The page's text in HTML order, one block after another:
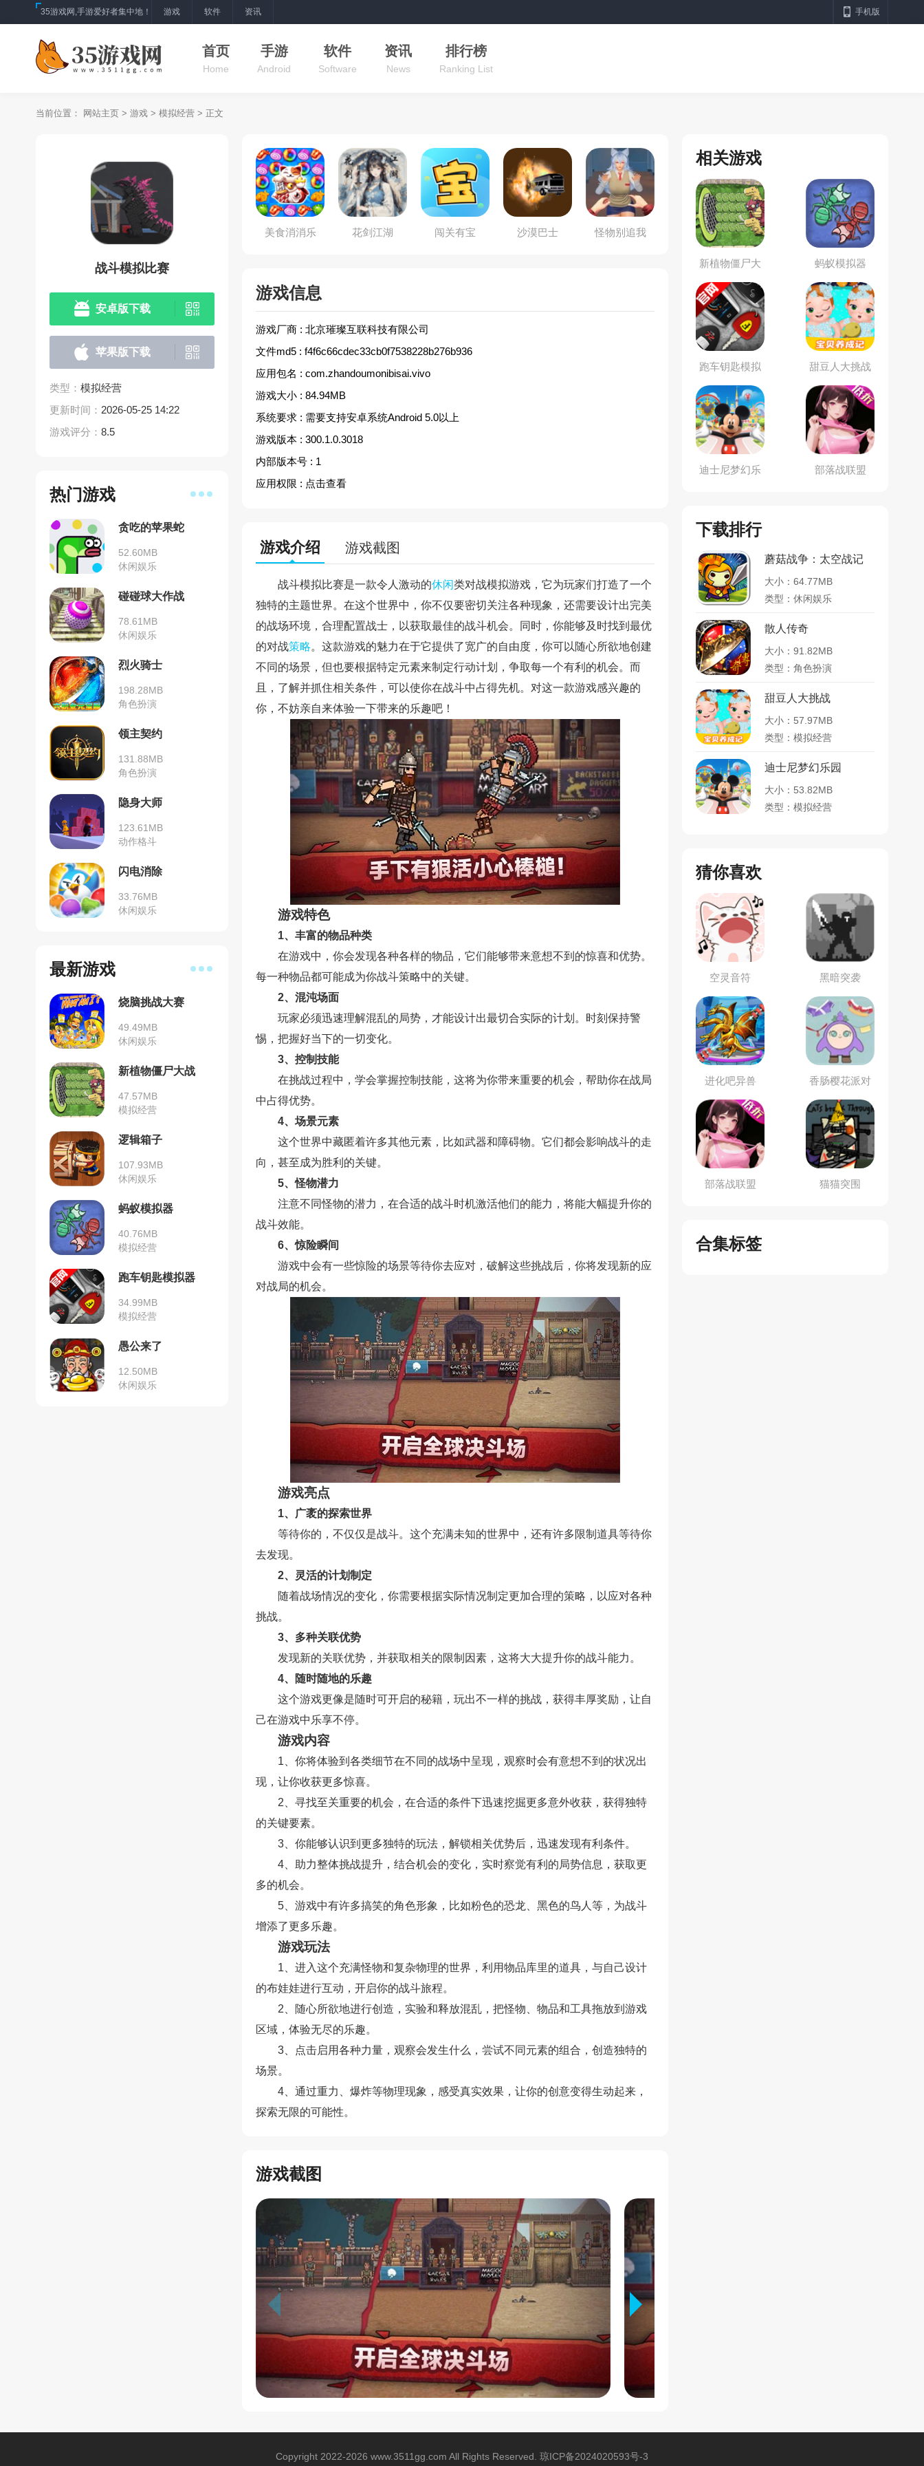
35游戏网,手游爱好者集中地！ 游戏 软件 资讯 手机版
首页
Home
手游
Android
软件
Software
资讯
News
排行榜
Ranking List
当前位置： 网站主页 > 游戏 > 模拟经营 > 正文
战斗模拟比赛
安卓版下载
苹果版下载
类型： 模拟经营
更新时间： 2026-05-25 14:22
游戏评分： 8.5
热门游戏
贪吃的苹果蛇
52.60MB
休闲娱乐
碰碰球大作战
78.61MB
休闲娱乐
烈火骑士
198.28MB
角色扮演
领主契约
131.88MB
角色扮演
隐身大师
123.61MB
动作格斗
闪电消除
33.76MB
休闲娱乐
最新游戏
烧脑挑战大赛
49.49MB
休闲娱乐
新植物僵尸大战
47.57MB
模拟经营
逻辑箱子
107.93MB
休闲娱乐
蚂蚁模拟器
40.76MB
模拟经营
跑车钥匙模拟器
34.99MB
模拟经营
愚公来了
12.50MB
休闲娱乐
美食消消乐 花剑江湖 闯关有宝 沙漠巴士 怪物别追我
游戏信息
游戏厂商 : 北京璀璨互联科技有限公司
文件md5 : f4f6c66cdec33cb0f7538228b276b936
应用包名 : com.zhandoumonibisai.vivo
游戏大小 : 84.94MB
系统要求 : 需要支持安卓系统Android 5.0以上
游戏版本 : 300.1.0.3018
内部版本号 : 1
应用权限 : 点击查看
游戏介绍 游戏截图
战斗模拟比赛是一款令人激动的休闲类对战模拟游戏，它为玩家们打造了一个
独特的主题世界。在这个世界中，你不仅要密切关注各种现象，还需要设计出完美
的战场环境，合理配置战士，以获取最佳的战斗机会。同时，你能够及时找到最优
的对战策略。这款游戏的魅力在于它提供了宽广的自由度，你可以随心所欲地创建
不同的场景，但也要根据特定元素来制定行动计划，争取每一个有利的机会。而
且，了解并抓住相关条件，可以使你在战斗中占得先机。对这一款游戏感兴趣的
你，不妨亲自来体验一下带来的乐趣吧！
游戏特色
1、丰富的物品种类
在游戏中，你会发现各种各样的物品，它们能够带来意想不到的惊喜和优势。
每一种物品都可能成为你战斗策略中的关键。
2、混沌场面
玩家必须迅速理解混乱的局势，才能设计出最切合实际的计划。时刻保持警
惕，把握好当下的一切变化。
3、控制技能
在挑战过程中，学会掌握控制技能，这将为你带来重要的机会，帮助你在战局
中占得优势。
4、场景元素
这个世界中藏匿着许多其他元素，比如武器和障碍物。它们都会影响战斗的走
向，甚至成为胜利的关键。
5、怪物潜力
注意不同怪物的潜力，在合适的战斗时机激活他们的能力，将能大幅提升你的
战斗效能。
6、惊险瞬间
游戏中会有一些惊险的场景等待你去应对，破解这些挑战后，你将发现新的应
对战局的机会。
游戏亮点
1、广袤的探索世界
等待你的，不仅仅是战斗。这个充满未知的世界中，还有许多限制道具等待你
去发现。
2、灵活的计划制定
随着战场情况的变化，你需要根据实际情况制定更加合理的策略，以应对各种
挑战。
3、多种关联优势
发现新的关联优势，并获取相关的限制因素，这将大大提升你的战斗能力。
4、随时随地的乐趣
这个游戏更像是随时可开启的秘籍，玩出不一样的挑战，获得丰厚奖励，让自
己在游戏中乐享不停。
游戏内容
1、你将体验到各类细节在不同的战场中呈现，观察时会有意想不到的状况出
现，让你收获更多惊喜。
2、寻找至关重要的机会，在合适的条件下迅速挖掘更多意外收获，获得独特
的关键要素。
3、你能够认识到更多独特的玩法，解锁相关优势后，迅速发现有利条件。
4、助力整体挑战提升，结合机会的变化，实时察觉有利的局势信息，获取更
多的机会。
5、游戏中有许多搞笑的角色形象，比如粉色的恐龙、黑色的鸟人等，为战斗
增添了更多乐趣。
游戏玩法
1、进入这个充满怪物和复杂物理的世界，利用物品库里的道具，与自己设计
的布娃娃进行互动，开启你的战斗旅程。
2、随心所欲地进行创造，实验和释放混乱，把怪物、物品和工具拖放到游戏
区域，体验无尽的乐趣。
3、点击启用各种力量，观察会发生什么，尝试不同元素的组合，创造独特的
场景。
4、通过重力、爆炸等物理现象，感受真实效果，让你的创意变得生动起来，
探索无限的可能性。
游戏截图
相关游戏
新植物僵尸大
战
蚂蚁模拟器
跑车钥匙模拟
器
甜豆人大挑战
迪士尼梦幻乐
部落战联盟
下载排行
蘑菇战争：太空战记
大小：64.77MB
类型：休闲娱乐
散人传奇
大小：91.82MB
类型：角色扮演
甜豆人大挑战
大小：57.97MB
类型：模拟经营
迪士尼梦幻乐园
大小：53.82MB
类型：模拟经营
猜你喜欢
空灵音符 黑暗突袭
进化吧异兽 香肠樱花派对
部落战联盟 猫猫突围
合集标签
Copyright 2022-2026 www.3511gg.com All Rights Reserved. 琼ICP备2024020593号-3